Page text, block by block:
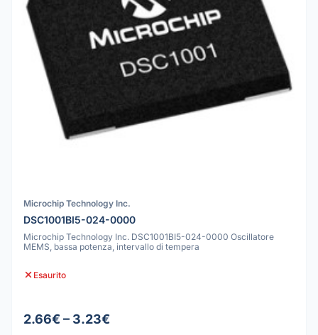
Microchip Technology Inc.
DSC1001BI5-024-0000
Microchip Technology Inc. DSC1001BI5-024-0000 Oscillatore
MEMS, bassa potenza, intervallo di tempera
Esaurito
2.66€ – 3.23€